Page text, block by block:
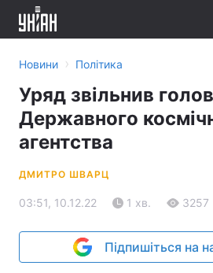
Новини › Політика
Уряд звільнив
Державного
агентства
ДМИТРО ШВАРЦ
03:51, 10.12.22 1 хв. 3257
Підпишіться на